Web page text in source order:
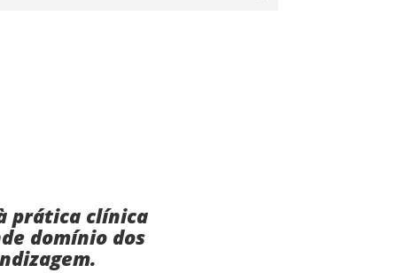
prática clínica
domínio dos